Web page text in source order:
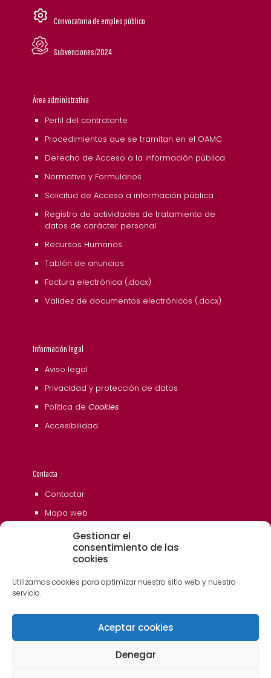
Gestionar el
consentimiento de las
cookies
Utilizamos cookies para optimizar nuestro sitio web y nuestro
servicio.
Aceptar cookies
Denegar
Convocatoria de empleo público
Subvenciones/2024
Área administrativa
Perfil del contratante
Procedimientos que se tramitan en el OAMC
Derecho de Acceso a la información pública
Normativa y Formularios
Solicitud de Acceso a información pública
Registro de actividades de tratamiento de
datos de carácter personal
Recursos Humanos
Tablón de anuncios
Factura electrónica (.docx)
Validez de documentos electrónicos (.docx)
Información legal
Aviso legal
Privacidad y protección de datos
Política de Cookies
Accesibilidad
Contacta
Contactar
Mapa web
© 2006 - 2023 Museos de Tenerife. Todos los
derechos reservados